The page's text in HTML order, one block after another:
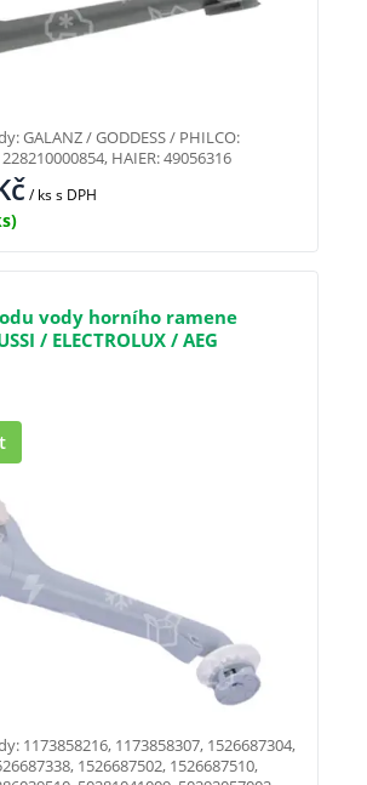
/ kss DPH
GALANZ / GODDESS / PHILCO:
HAIER: 49056316
vody horního ramene
/ ELECTROLUX / AEG
1173858216, 1173858307, 1526687304,
1526687502, 1526687510,